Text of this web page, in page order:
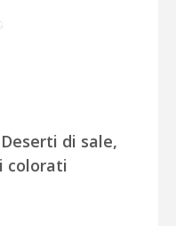
di sale,
colorati